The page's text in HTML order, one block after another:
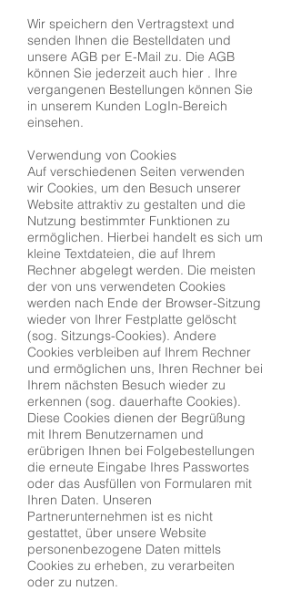
Wir speichern den Vertragstext und
senden Ihnen die Bestelldaten und
unsere AGB per E-Mail zu. Die AGB
können Sie jederzeit auch hier . Ihre
vergangenen Bestellungen können Sie
in unserem Kunden LogIn-Bereich
einsehen.
Verwendung von Cookies
Auf verschiedenen Seiten verwenden
wir Cookies, um den Besuch unserer
Website attraktiv zu gestalten und die
Nutzung bestimmter Funktionen zu
ermöglichen. Hierbei handelt es sich um
kleine Textdateien, die auf Ihrem
Rechner abgelegt werden. Die meisten
der von uns verwendeten Cookies
werden nach Ende der Browser-Sitzung
wieder von Ihrer Festplatte gelöscht
(sog. Sitzungs-Cookies). Andere
Cookies verbleiben auf Ihrem Rechner
und ermöglichen uns, Ihren Rechner bei
Ihrem nächsten Besuch wieder zu
erkennen (sog. dauerhafte Cookies).
Diese Cookies dienen der Begrüßung
mit Ihrem Benutzernamen und
erübrigen Ihnen bei Folgebestellungen
die erneute Eingabe Ihres Passwortes
oder das Ausfüllen von Formularen mit
Ihren Daten. Unseren
Partnerunternehmen ist es nicht
gestattet, über unsere Website
personenbezogene Daten mittels
Cookies zu erheben, zu verarbeiten
oder zu nutzen.